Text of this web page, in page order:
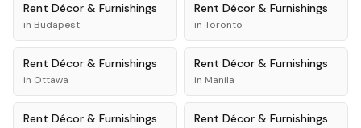
Rent Décor & Furnishings
in Budapest
Rent Décor & Furnishings
in Toronto
Rent Décor & Furnishings
in Ottawa
Rent Décor & Furnishings
in Manila
Rent Décor & Furnishings Rent Décor & Furnishings